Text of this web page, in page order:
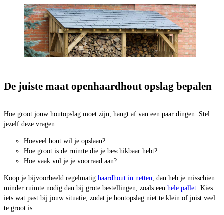
De juiste maat openhaardhout opslag bepalen
Hoe groot jouw houtopslag moet zijn, hangt af van een paar dingen. Stel
jezelf deze vragen:
Hoeveel hout wil je opslaan?
Hoe groot is de ruimte die je beschikbaar hebt?
Hoe vaak vul je je voorraad aan?
Koop je bijvoorbeeld regelmatig haardhout in netten, dan heb je misschien
minder ruimte nodig dan bij grote bestellingen, zoals een hele pallet. Kies
iets wat past bij jouw situatie, zodat je houtopslag niet te klein of juist veel
te groot is.